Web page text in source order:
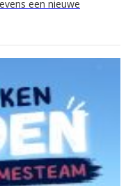
een nieuwe